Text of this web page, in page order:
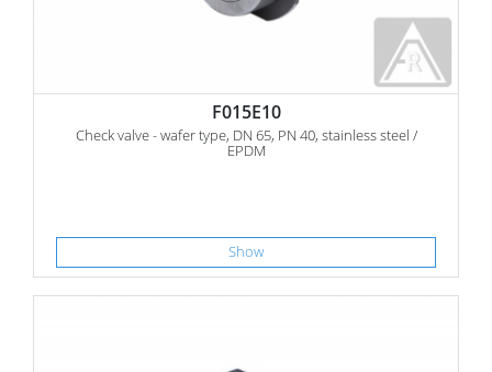
F015E10
Check valve - wafer type, DN 65, PN 40, stainless steel /
EPDM
Show